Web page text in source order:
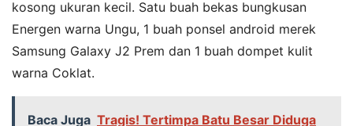
kosong ukuran kecil. Satu buah bekas bungkusan
Energen warna Ungu, 1 buah ponsel android merek
Samsung Galaxy J2 Prem dan 1 buah dompet kulit
warna Coklat.
Baca Juga Tragis! Tertimpa Batu Besar Diduga